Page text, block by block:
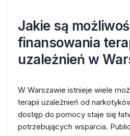
Jakie są
finansowania
uzależnień w
W Warszawie istnieje wiele
terapii uzależnień od
dostęp do pomocy staje się
potrzebujących wsparcia.